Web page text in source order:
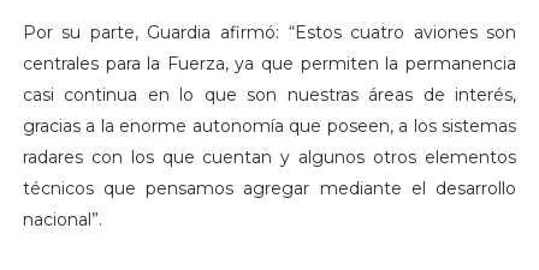
Por su parte, Guardia afirmó: “Estos cuatro aviones son
centrales para la Fuerza, ya que permiten la permanencia
casi continua en lo que son nuestras áreas de interés,
gracias a la enorme autonomía que poseen, a los sistemas
radares con los que cuentan y algunos otros elementos
técnicos que pensamos agregar mediante el desarrollo
nacional”.